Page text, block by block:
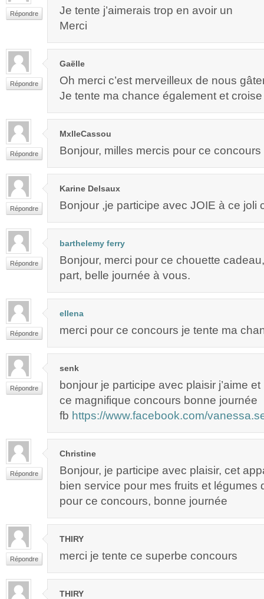
Répondre
Je tente j’aimerais trop en avoir un
Merci
Répondre
Gaëlle
Oh merci c’est merveilleux de nous
Je tente ma chance également et
Répondre
MxlleCassou
Bonjour, milles mercis pour ce
Répondre
Karine Delsaux
Bonjour ,je participe avec JOIE à ce joli
Répondre
barthelemy ferry
Bonjour, merci pour ce chouette
part, belle journée à vous.
Répondre
ellena
merci pour ce concours je tente ma
Répondre
senk
bonjour je participe avec plaisir j’aime
ce magnifique concours bonne journée
fb https://www.facebook.com/
Répondre
Christine
Bonjour, je participe avec plaisir, cet
bien service pour mes fruits et légumes
pour ce concours, bonne journée
Répondre
THIRY
merci je tente ce superbe concours
THIRY